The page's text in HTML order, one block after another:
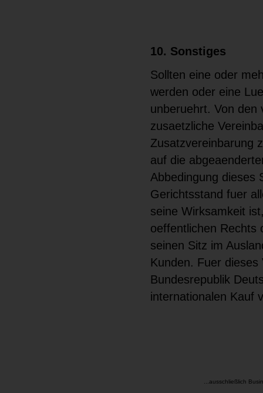
10. Sonstiges
Sollten eine oder
werden oder eine
unberuehrt. Von den
zusaetzliche
Zusatzvereinbarung
auf die
Abbedingung dieses
Gerichtsstand fuer
seine Wirksamkeit
oeffentlichen Rechts
seinen Sitz im
Kunden. Fuer
Bundesrepublik
internationalen Kauf
...ausschließlich